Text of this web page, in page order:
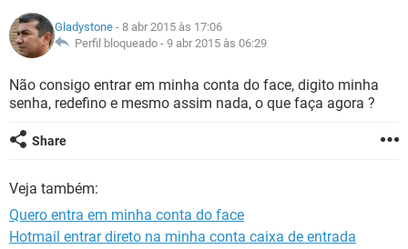
GUIA DE COMPRAS
INSTAGRAM GMAIL
GUIA DE COMPRAS
CELULAR
OUTLOOK EXCEL
INSTAGRAM GMAIL
GUIA DE COMPRAS
JOGOS WHATSAPP
CELULAR
OUTLOOK EXCEL
GLOSSÁRIO
JOGOS WHATSAPP
CELULAR FACEBOOK
OUTLOOK
GUIA DE COMPRAS
Gladystone - 8 abr 2015 às 17:06
Perfil bloqueado - 9 abr 2015 às 06:29
Não consigo entrar em minha conta do face, digito minha
senha, redefino e mesmo assim nada, o que faça agora ?
Share
Veja também:
Quero entra em minha conta do face
Hotmail entrar direto na minha conta caixa de entrada